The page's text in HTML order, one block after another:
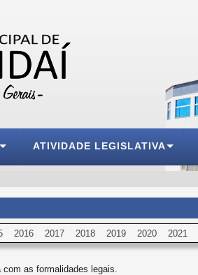
ATIVIDADE LEGISLATIVA
2016 2017 2018 2019 2020 2021
as formalidades legais.